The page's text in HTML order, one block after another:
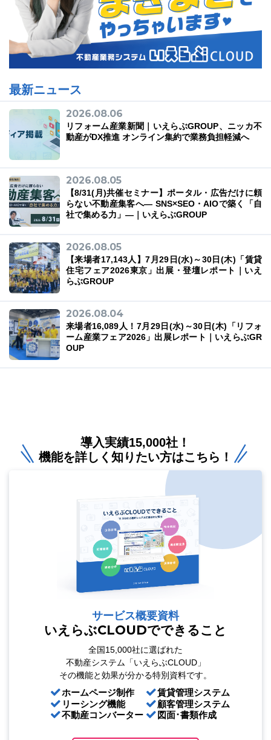
最新ニュース
2026.08.06
リフォーム産業新聞｜いえらぶGROUP、ニッカ不
動産がDX推進 オンライン集約で業務負担軽減へ
2026.08.05
【8/31(月)共催セミナー】ポータル・広告だけに頼
らない不動産集客へ― SNS×SEO・AIOで築く「自
社で集める力」―｜いえらぶGROUP
2026.08.05
【来場者17,143人】7月29日(水)～30日(木)「賃貸
住宅フェア2026東京」出展・登壇レポート｜いえ
らぶGROUP
2026.08.04
来場者16,089人！7月29日(水)～30日(木)「リフォ
ーム産業フェア2026」出展レポート｜いえらぶGR
OUP
導入実績15,000社！
機能を詳しく知りたい方はこちら！
サービス概要資料
いえらぶCLOUDでできること
全国15,000社に選ばれた
不動産システム「いえらぶCLOUD」
その機能と効果が分かる特別資料です。
ホームページ制作
リーシング機能
不動産コンバーター
賃貸管理システム
顧客管理システム
図面･書類作成